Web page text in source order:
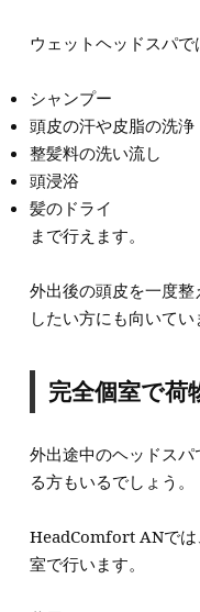
ウェットヘッドスパで
シャンプー
頭皮の汗や皮脂の洗浄
整髪料の洗い流し
頭浸浴
髪のドライ
まで行えます。
外出後の頭皮を一度
したい方にも向いてい
完全個室で荷
外出途中のヘッドス
る方もいるでしょう。
HeadComfort ANでは
室で行います。